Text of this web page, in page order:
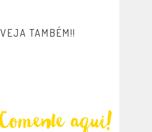
VEJA TAMBÉM!!